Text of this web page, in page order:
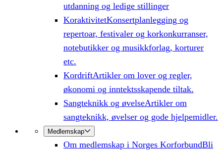
utdanning og ledige stillinger
KoraktivitetKonsertplanlegging og
repertoar, festivaler og korkonkurranser,
notebutikker og musikkforlag, korturer
etc.
KordriftArtikler om lover og regler,
økonomi og inntektsskapende tiltak.
Sangteknikk og øvelseArtikler om
sangteknikk, øvelser og gode hjelpemidler.
Medlemskap
Om medlemskap i Norges KorforbundBli